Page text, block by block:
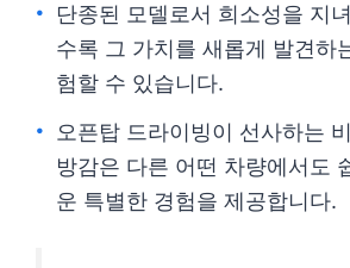
단종된 모델로서 희소성을 지
수록 그 가치를 새롭게 발견하
험할 수 있습니다.
오픈탑 드라이빙이 선사하는
방감은 다른 어떤 차량에서도
운 특별한 경험을 제공합니다.